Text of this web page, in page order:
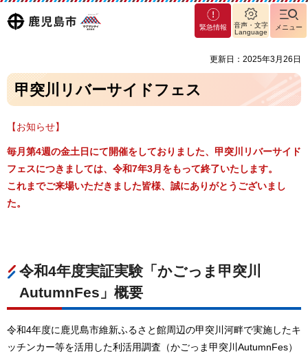
鹿児島
マグ
マシ
緊急情報
音声・文字
Language
メニュー
更新日：2025年3月26日
甲突川リバーサイドフェス
【お知らせ】
毎月第4週の金土日にて開催をしておりました、甲突川リバーサイド
フェスにつきましては、令和7年3月をもって終了いたします。
これまでご来場いただきました皆様、誠にありがとうございまし
た。
令和4年度実証実験「かごっま甲突川
AutumnFes」概要
令和4年度に鹿児島市維新ふるさと館周辺の甲突川河畔で実施したキ
ッチンカー等を活用した利活用調査（かごっま甲突川AutumnFes）